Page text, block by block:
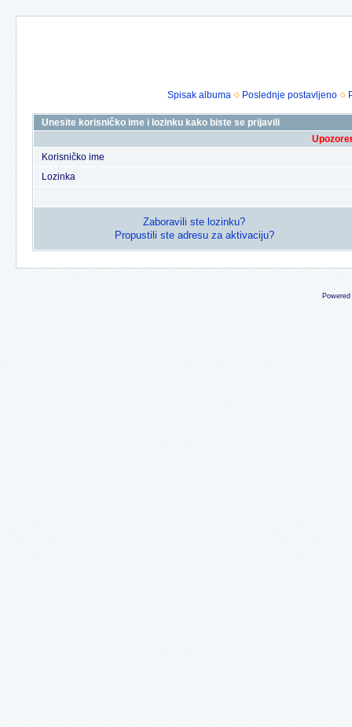
Spisak albuma Poslednje postavljeno
Unesite korisničko ime i lozinku kako biste se prijavili
Korisničko ime
Lozinka
Zaboravili ste lozinku?
Propustili ste adresu za aktivaciju?